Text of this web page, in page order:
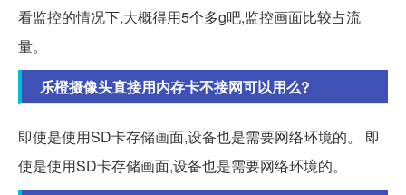
看监控的情况下,大概得用5个多g吧,监控画面比较占流
量。
乐橙摄像头直接用内存卡不接网可以用么?
即使是使用SD卡存储画面,设备也是需要网络环境的。 即
使是使用SD卡存储画面,设备也是需要网络环境的。